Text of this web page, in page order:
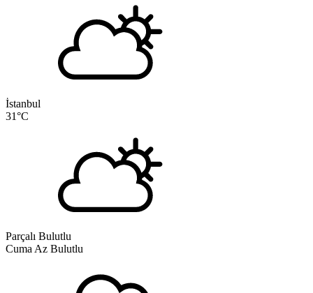
İstanbul
31°C
Parçalı Bulutlu
Cuma Az Bulutlu